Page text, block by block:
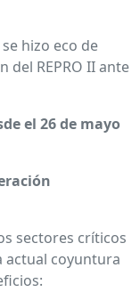
hizo eco de
del REPRO II ante
el 26 de mayo
sectores críticos
actual coyuntura